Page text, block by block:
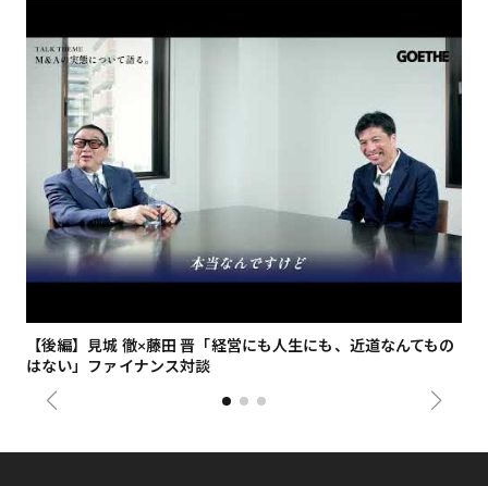
【後編】見城 徹×藤田 晋「経営にも人生にも、近道なんてもの
はない」ファイナンス対談